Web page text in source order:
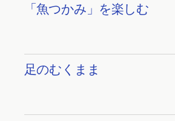
「魚つかみ」を楽しむ
足のむくまま